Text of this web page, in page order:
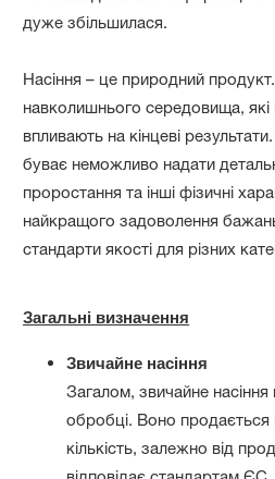
дуже збільшилася.
Насіння – це природний
навколишнього середовища, які
впливають на кінцеві
буває неможливо надати
проростання та інші фізичні
найкращого задоволення
стандарти якості для різних
Загальні визначення
Звичайне насіння
Загалом, звичайне насіння
обробці. Воно продається
кількість, залежно від